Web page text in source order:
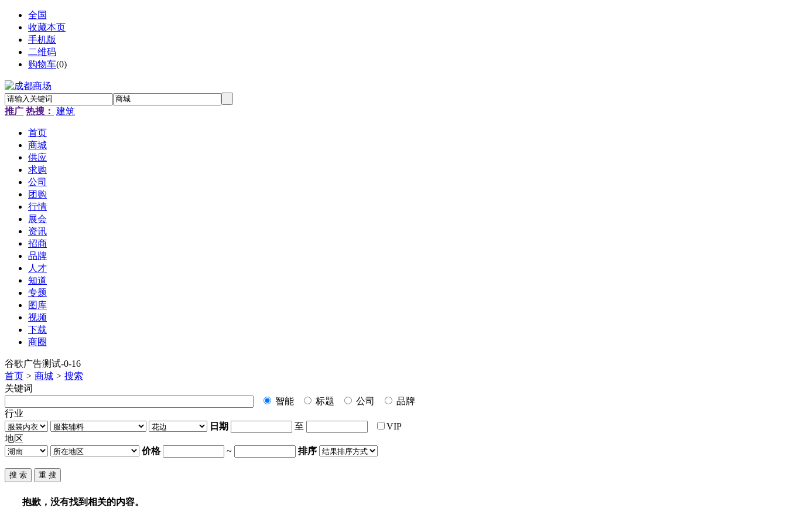
全国
收藏本页
手机版
二维码
购物车(0)
推广 热搜： 建筑
首页
商城
供应
求购
公司
团购
行情
展会
资讯
招商
品牌
人才
知道
专题
图库
视频
下载
商圈
谷歌广告测试-0-16
首页 > 商城 > 搜索
关键词
智能
标题 公司
品牌
行业
日期
至
VIP
地区
价格
~ 排序
抱歉，没有找到相关的内容。